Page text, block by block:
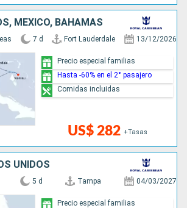
MÉXICO, BAHAMAS
7 d Fort Lauderdale 13/12/2026
US$ 282 +Tasas
Precio especial familias
Hasta -60% en el 2° pasajero
Comidas incluidas
UNIDOS
5 d Tampa 04/03/2027
Precio especial familias